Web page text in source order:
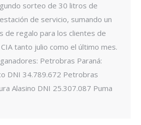
sorteo de 30 litros de
de servicio, sumando un
de regalo para los clientes de
tanto julio como el último mes.
Petrobras Paraná:
DNI 34.789.672 Petrobras
Alasino DNI 25.307.087 Puma